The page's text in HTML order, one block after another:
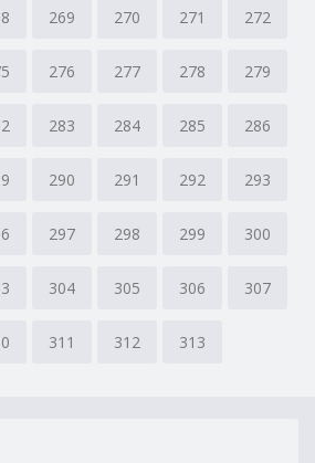
269 270 271 272
276 277 278 279
283 284 285 286
290 291 292 293
297 298 299 300
304 305 306 307
311 312 313